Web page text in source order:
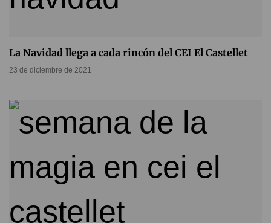
La Navidad llega a cada rincón del CEI El Castellet
23 de diciembre de 2021